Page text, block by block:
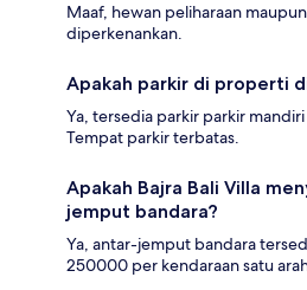
Maaf, hewan peliharaan
diperkenankan.
Apakah parkir di properti
Ya, tersedia parkir parkir
Tempat parkir terbatas.
Apakah Bajra Bali Villa
jemput bandara?
Ya, antar-jemput bandara
250000 per kendaraan satu